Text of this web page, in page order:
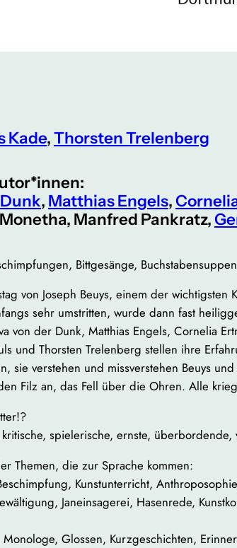
Kade,Thorsten Trelenberg
, Matthias Engels,
Manfred Pankratz,
Bittgesänge, Buchstabensuppen
von Joseph Beuys, einem der
sehr umstritten, wurde dann fast
von der Dunk, Matthias Engels, Cornelia
und Thorsten Trelenberg stellen ihre
sie verstehen und missverstehen Beuys
Filz an, das Fell über die Ohren. Alle
spielerische, ernste,
Themen, die zur Sprache kommen:
Kunstunterricht,
Janeinsagerei, Hasenrede,
Glossen, Kurzgeschichten,